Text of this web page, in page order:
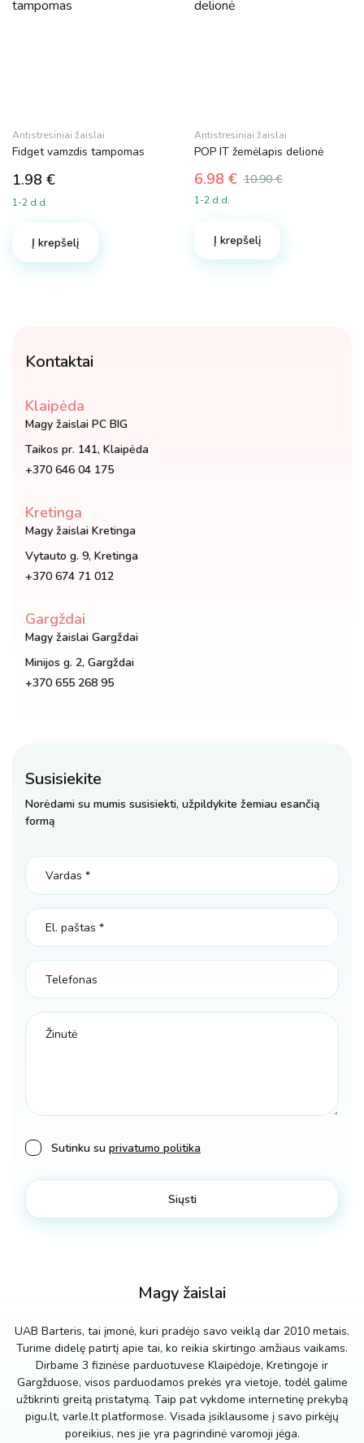
Antistresiniai žaislai
Fidget vamzdis tampomas
1.98 €
1-2 d.d.
Į krepšelį
Antistresiniai žaislai
POP IT žemėlapis delionė
10.90€
Original
price
10.90 €.
6.98 €
Current
price
6.98 €.
1-2 d.d.
Į krepšelį
Kontaktai
Klaipėda
Magy žaislai PC BIG
Taikos pr. 141, Klaipėda
+370 646 04 175
Kretinga
Magy žaislai Kretinga
Vytauto g. 9, Kretinga
+370 674 71 012
Gargždai
Magy žaislai Gargždai
Minijos g. 2, Gargždai
+370 655 268 95
Susisiekite
Norėdami su mumis susisiekti, užpildykite žemiau esančią
formą
Sutinku su privatumo politika
Magy žaislai
UAB Barteris, tai įmonė, kuri pradėjo savo veiklą dar 2010 metais.
Turime didelę patirtį apie tai, ko reikia skirtingo amžiaus vaikams.
Dirbame 3 fizinėse parduotuvese Klaipėdoje, Kretingoje ir
Gargžduose, visos parduodamos prekės yra vietoje, todėl galime
užtikrinti greitą pristatymą. Taip pat vykdome internetinę prekybą
pigu.lt, varle.lt platformose. Visada įsiklausome į savo pirkėjų
poreikius, nes jie yra pagrindinė varomoji jėga.